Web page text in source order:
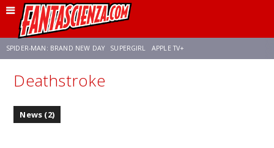
SPIDER-MAN: BRAND NEW DAY SUPERGIRL APPLE TV+
FRANCO RICCIARDIELLO ZENDAYA
Deathstroke
News (2)